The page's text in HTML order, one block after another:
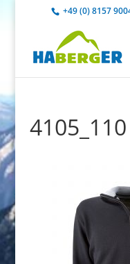
+49 (0) 8157
4105_110